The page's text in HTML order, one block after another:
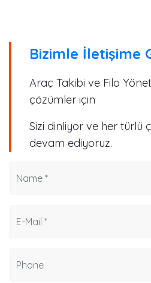
Bizimle İletişime
Araç Takibi ve Filo
çözümler için
Sizi dinliyor ve her türlü
devam ediyoruz.